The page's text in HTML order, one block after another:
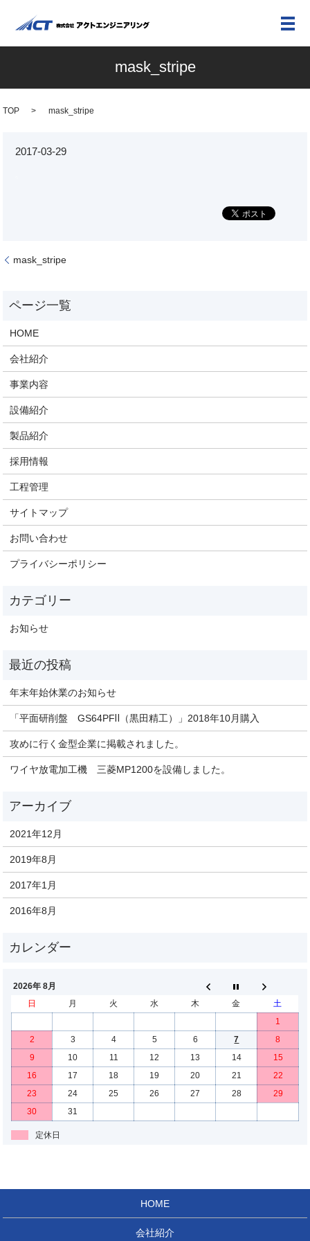
メ
mask_stripe
TOP mask_stripe
2017-03-29
mask_stripe
HOME
会社紹介
事業内容
設備紹介
製品紹介
採用情報
工程管理
サイトマップ
お問い合わせ
プライバシーポリシー
お知らせ
年末年始休業のお知らせ
「平面研削盤 GS64PFⅡ（黒田精工）」2018年10月購入
攻めに行く金型企業に掲載されました。
ワイヤ放電加工機 三菱MP1200を設備しました。
2021年12月
2019年8月
2017年1月
2016年8月
2026年 8月
日
月 火 水 木 金
土
1
2
3 4 5 6 7
8
9
10 11 12 13 14
15
16
17 18 19 20 21
22
23
24 25 26 27 28
29
30
31
定休日
HOME
会社紹介